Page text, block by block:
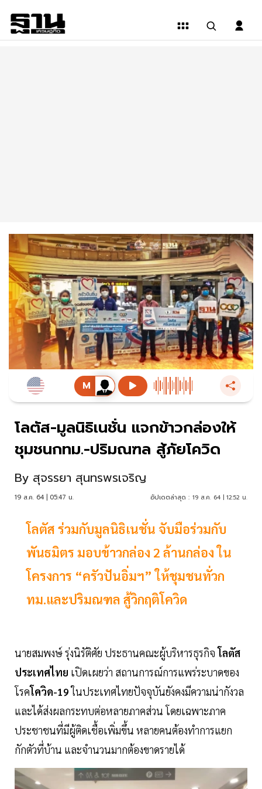
โลตัส-มูลนิธิเนชั่น แจกข้าวกล่องให้
ชุมชนกทม.-ปริมณฑล สู้ภัยโควิด
By สุจรรยา สุนทรพรเจริญ
19 ส.ค. 64 | 05:47 น. อัปเดตล่าสุด : 19 ส.ค. 64 | 12:52 น.
โลตัส ร่วมกับมูลนิธิเนชั่น จับมือร่วมกับ
พันธมิตร มอบข้าวกล่อง 2 ล้านกล่อง ใน
โครงการ “ครัวปันอิ่มฯ” ให้ชุมชนทั่วก
ทม.และปริมณฑล สู้วิกฤติโควิด
นายสมพงษ์ รุ่งนิรัติศัย ประธานคณะผู้บริหารธุรกิจโลตัส
ประเทศไทย เปิดเผยว่า สถานการณ์การแพร่ระบาดของ
โรคโควิด-19ในประเทศไทยปัจจุบันยังคงมีความน่ากังวล
และได้ส่งผลกระทบต่อหลายภาคส่วน โดยเฉพาะภาค
ประชาชนที่มีผู้ติดเชื้อเพิ่มขึ้น หลายคนต้องทำการแยก
กักตัวที่บ้าน และจำนวนมากต้องขาดรายได้